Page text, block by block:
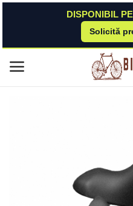
DISPONIBIL
Solicită
Meniu principal
Sistem
Protectie comenzi cursiera Ebon